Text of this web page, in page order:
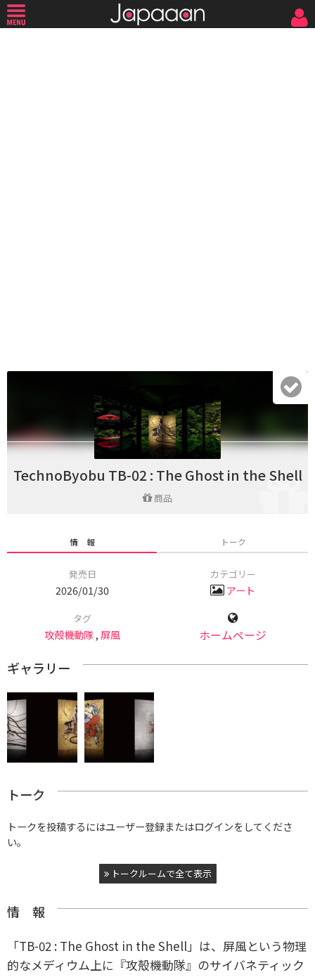
TechnoByobu TB-02 : The Ghost in the Shell
商品
情 報 トーク
発売日
2026/01/30
カテゴリー
アート
タグ
攻殻機動隊,屏風 ホームページ
ギャラリー
トーク
トークを投稿するにはユーザー登録またはログインをしてくださ
い。
トークルームで全て表示
情 報
「TB-02 : The Ghost in the Shell」は、屏風という物理
的なメディウム上に『攻殻機動隊』のサイバネティック